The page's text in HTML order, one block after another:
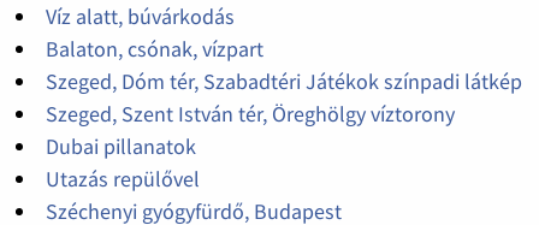
Víz alatt, búvárkodás
Balaton, csónak, vízpart
Szeged, Dóm tér, Szabadtéri Játékok színpadi látkép
Szeged, Szent István tér, Öreghölgy víztorony
Dubai pillanatok
Utazás repülővel
Széchenyi gyógyfürdő, Budapest